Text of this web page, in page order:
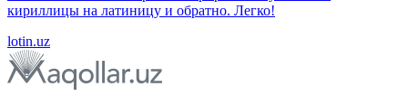
кириллицы на латиницу и обратно. Легко!
lotin.uz